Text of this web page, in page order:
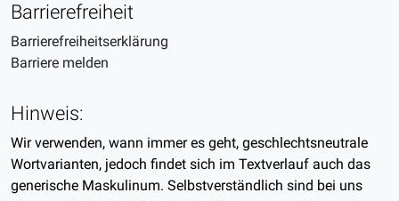
Barrierefreiheit
Barrierefreiheitserklärung
Barriere melden
Hinweis:
Wir verwenden, wann immer es geht, geschlechtsneutrale
Wortvarianten, jedoch findet sich im Textverlauf auch das
generische Maskulinum. Selbstverständlich sind bei uns